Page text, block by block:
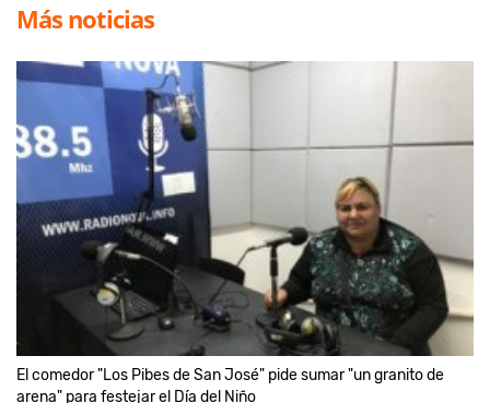
Más noticias
El comedor "Los Pibes de San José" pide sumar "un granito de
arena" para festejar el Día del Niño